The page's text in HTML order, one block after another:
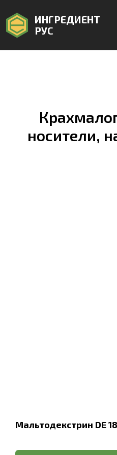
ИНГРЕДИЕНТ
РУС
носители,
Мальтодекстрин DE